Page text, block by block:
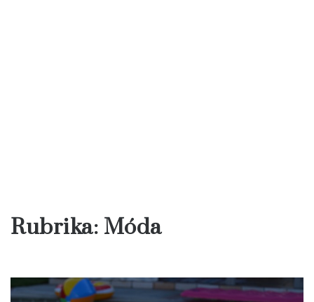
Rubrika: Móda